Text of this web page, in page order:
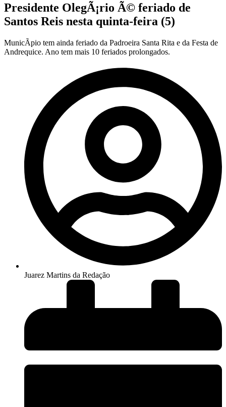
Presidente OlegÃ¡rio Ã© feriado de
Santos Reis nesta quinta-feira (5)
MunicÃ­pio tem ainda feriado da Padroeira Santa Rita e da Festa de
Andrequice. Ano tem mais 10 feriados prolongados.
Juarez Martins da Redação